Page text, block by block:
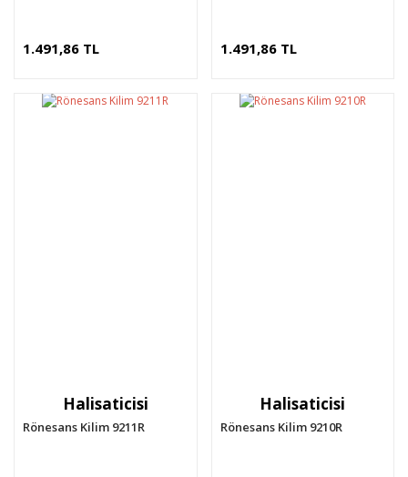
1.491,86 TL 1.491,86 TL
Halisaticisi
Rönesans Kilim 9211R
Halisaticisi
Rönesans Kilim 9210R